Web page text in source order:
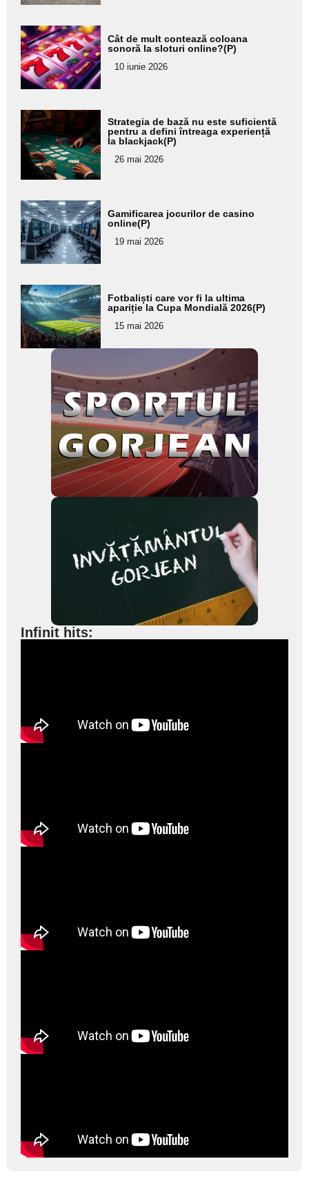
Adaugă
aici textul
pentru
subtitlu
Cât de mult contează coloana
sonoră la sloturi online?(P)
10 iunie 2026
Adaugă
aici textul
pentru
subtitlu
Strategia de bază nu este suficientă
pentru a defini întreaga experiență
la blackjack(P)
26 mai 2026
Adaugă
aici textul
pentru
subtitlu
Gamificarea jocurilor de casino
online(P)
19 mai 2026
Adaugă
aici textul
pentru
subtitlu
Fotbaliști care vor fi la ultima
apariție la Cupa Mondială 2026(P)
15 mai 2026
Infinit hits: